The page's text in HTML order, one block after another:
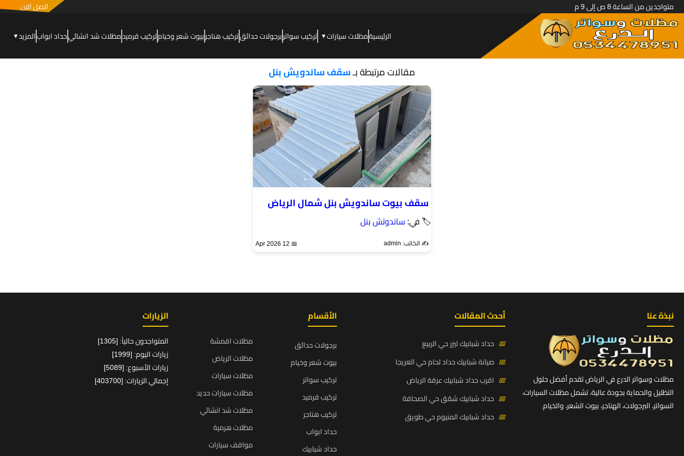
متواجدين من الساعة 8 ص إلى 9 م اتصل الان
الرئيسيةمظلات سيارات▼ تركيب سواتربرجولات حدائقتركيب هناجربيوت شعر وخيامتركيب قرميدمظلات شد انشائيحداد ابوابالمزيد▼
مقالات مرتبطة بـسقف ساندويش بنل
سقف بيوت ساندويش بنل شمال الرياض
🏷 في: ساندوتش بنل
✍️ الكاتب: admin 📅 12 Apr 2026
نبذة عنا
مظلات وسواتر الدرع في الرياض تقدم أفضل حلول
التظليل والحماية بجودة عالية، تشمل مظلات السيارات،
السواتر، البرجولات، الهناجر، بيوت الشعر، والخيام.
أحدث المقالات
📅 حداد شبابيك ليزر حي الربيع
📅 صيانة شبابيك حداد لحام حي العريجا
📅 اقرب حداد شبابيك عرقة الرياض
📅 حداد شبابيك شقق حي الصحافة
📅 حداد شبابيك المنيوم حي طويق
الأقسام
برجولات حدائق
بيوت شعر وخيام
تركيب سواتر
تركيب قرميد
تركيب هناجر
حداد ابواب
حداد شبابيك
مظلات اقمشة
مظلات الرياض
مظلات سيارات
مظلات سيارات حديد
مظلات شد انشائي
مظلات هرمية
مواقف سيارات
الزيارات
المتواجدون حالياً: [1305]
زيارات اليوم: [1999]
زيارات الأسبوع: [5089]
إجمالي الزيارات: [403700]